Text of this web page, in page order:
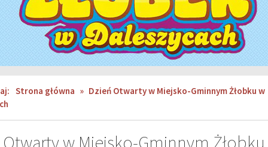
Strona główna » Dzień Otwarty w Miejsko-Gminnym Żłobku w
Otwarty w Miejsko-Gminnym